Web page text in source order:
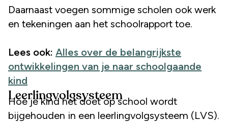
Daarnaast voegen sommige scholen ook werk
en tekeningen aan het schoolrapport toe.
Lees ook: Alles over de belangrijkste
ontwikkelingen van je naar schoolgaande
kind
Leerlingvolgsysteem
Hoe je kind het doet op school wordt
bijgehouden in een leerlingvolgsysteem (LVS).